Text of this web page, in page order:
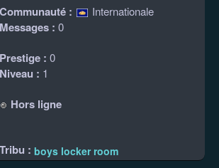
Communauté : Internationale
Messages : 0
Prestige : 0
Niveau : 1
Hors ligne
Tribu : boys locker room